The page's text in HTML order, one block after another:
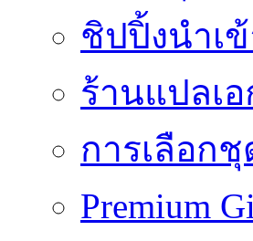
ชิปปิ้งนำเ
ร้านแปลเ
การเลือก
Premium